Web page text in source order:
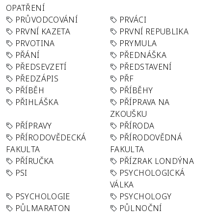
OPATŘENÍ
PRŮVODCOVÁNÍ
PRVÁCI
PRVNÍ KAZETA
PRVNÍ REPUBLIKA
PRVOTINA
PRYMULA
PŘÁNÍ
PŘEDNÁŠKA
PŘEDSEVZETÍ
PŘEDSTAVENÍ
PŘEDZÁPIS
PŘF
PŘÍBĚH
PŘÍBĚHY
PŘIHLÁŠKA
PŘÍPRAVA NA
ZKOUŠKU
PŘÍPRAVY
PŘÍRODA
PŘÍRODOVĚDECKÁ
FAKULTA
PŘÍRODOVĚDNÁ
FAKULTA
PŘÍRUČKA
PŘÍZRAK LONDÝNA
PSI
PSYCHOLOGICKÁ
VÁLKA
PSYCHOLOGIE
PSYCHOLOGY
PŮLMARATON
PŮLNOČNÍ